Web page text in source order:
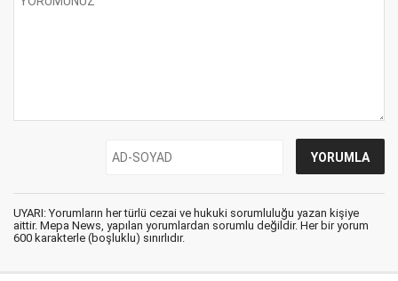
UYARI: Yorumların her türlü cezai ve hukuki sorumluluğu yazan kişiye
aittir. Mepa News, yapılan yorumlardan sorumlu değildir. Her bir yorum
600 karakterle (boşluklu) sınırlıdır.